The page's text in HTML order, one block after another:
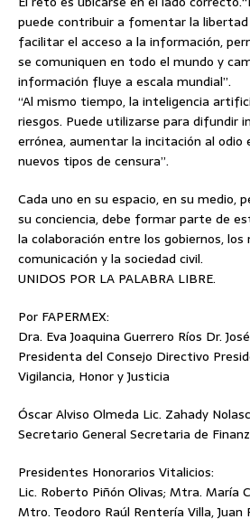
puede contribuir a fomentar la libertad
facilitar el acceso a la información,
se comuniquen en todo el mundo y
información fluye a escala mundial”.
“Al mismo tiempo, la inteligencia
riesgos. Puede utilizarse para difundir
errónea, aumentar la incitación al
nuevos tipos de censura”.
Cada uno en su espacio, en su medio,
su conciencia, debe formar parte de
la colaboración entre los gobiernos, los
comunicación y la sociedad civil.
UNIDOS POR LA PALABRA LIBRE.
Por FAPERMEX:
Dra. Eva Joaquina Guerrero Ríos Dr.
Presidenta del Consejo Directivo
Vigilancia, Honor y Justicia
Óscar Alviso Olmeda Lic. Zahady
Secretario General Secretaria de
Presidentes Honorarios Vitalicios:
Lic. Roberto Piñón Olivas; Mtra. María
Mtro. Teodoro Raúl Rentería Villa,